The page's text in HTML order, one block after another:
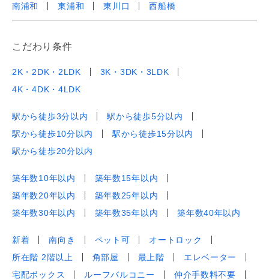
南浦和
東浦和 東川口 西船橋
こだわり条件
2K・2DK・2LDK
3K・3DK・3LDK
4K・4DK・4LDK
駅から徒歩3分以内
駅から徒歩5分以内
駅から徒歩10分以内
駅から徒歩15分以内
駅から徒歩20分以内
築年数10年以内
築年数15年以内
築年数20年以内
築年数25年以内
築年数30年以内
築年数35年以内 築年数40年以内
新着 南向き ペット可
オートロック
所在階 2階以上
角部屋 最上階
エレベーター
宅配ボックス
ルーフバルコニー
仲介手数料不要